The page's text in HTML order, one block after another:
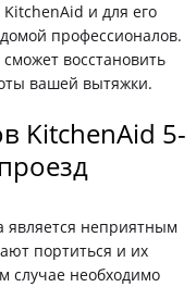
и для его
профессионалов.
восстановить
вашей вытяжки.
KitchenAid 5-
является неприятным
портиться и их
случае необходимо